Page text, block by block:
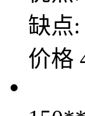
缺点
价格